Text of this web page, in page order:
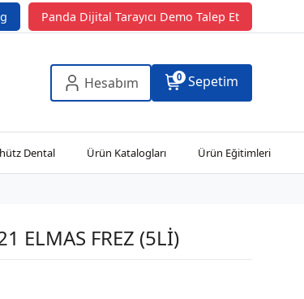
Panda Dijital Tarayıcı Demo Talep Et
Hesabım 0 Sepetim
Dental Ürün Katalogları Ürün Eğitimleri
ELMAS FREZ (5Lİ)